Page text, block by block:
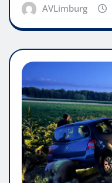
AVLimburg